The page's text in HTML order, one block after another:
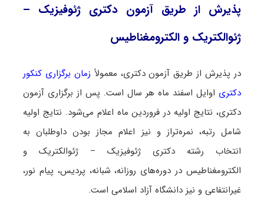
پذیرش از طریق آزمون دکتری ژئوفیزیک –
ژئوالکتریک و الکترومغناطیس
در پذیرش از طریق آزمون دکتری، معمولاً زمان برگزاری کنکور
دکتری اوایل اسفند ماه هر سال است. پس از برگزاری آزمون
دکتری، نتایج اولیه در فروردین ماه اعلام می‌شود. نتایج اولیه
شامل رتبه، نمره‌تراز و نیز اعلام مجاز بودن داوطلبان به
انتخاب رشته دکتری ژئوفیزیک – ژئوالکتریک و
الکترومغناطیس در دوره‌های روزانه، شبانه، پردیس، پیام نور،
غیرانتفاعی و نیز دانشگاه آزاد اسلامی است.